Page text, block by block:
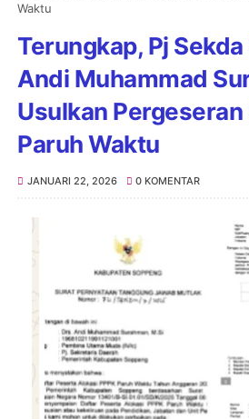
Waktu
Terungkap, Pj
Andi Muhammad
Usulkan Pergeseran
Paruh Waktu
JANUARI 22, 2026 0 KOMENTAR